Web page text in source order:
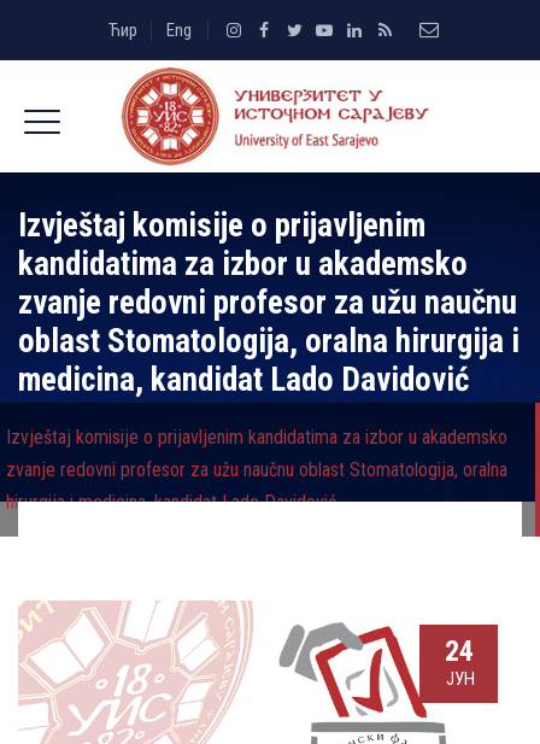
Ћир Eng
Izvještaj komisije o prijavlјenim
kandidatima za izbor u akademsko
zvanje redovni profesor za užu naučnu
oblast Stomatologija, oralna hirurgija i
medicina, kandidat Lado Davidović
Izvještaj komisije o prijavlјenim kandidatima za izbor u akademsko
zvanje redovni profesor za užu naučnu oblast Stomatologija, oralna
hirurgija i medicina, kandidat Lado Davidović
24
ЈУН